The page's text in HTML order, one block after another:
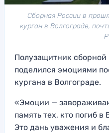
Сборная России в
курган в Волгограде,
Полузащитник
поделился эмоциями
кургана в Волгограде.
«Эмоции —
память тех, кто погиб
Это дань уважения и